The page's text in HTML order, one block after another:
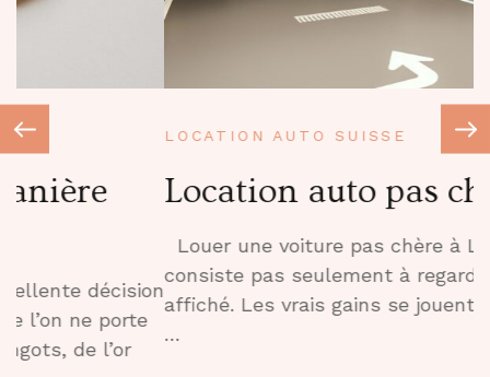
LOCATION AUTO SUISSE
Location auto pas cher
Louer une voiture pas chère à Lausanne ne
consiste pas seulement à regarder le prix
affiché. Les vrais gains se jouent souvent sur 4
…